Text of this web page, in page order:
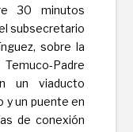
30 minutos
subsecretario
sobre la
Padre
un viaducto
y un puente en
de conexión